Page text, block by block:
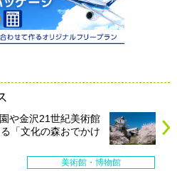
や金沢21世紀美術館
「文化の森おでかけ
美術館・博物館